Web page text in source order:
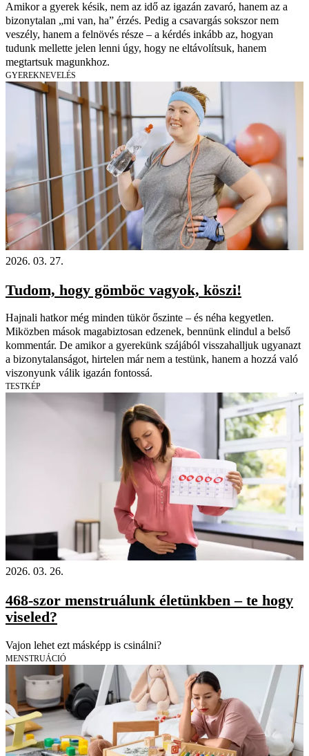
Amikor a gyerek késik, nem az idő az igazán zavaró, hanem az a
bizonytalan „mi van, ha” érzés. Pedig a csavargás sokszor nem
veszély, hanem a felnövés része – a kérdés inkább az, hogyan
tudunk mellette jelen lenni úgy, hogy ne eltávolítsuk, hanem
megtartsuk magunkhoz.
GYEREKNEVELÉS
2026. 03. 27.
Tudom, hogy gömböc vagyok, köszi!
Hajnali hatkor még minden tükör őszinte – és néha kegyetlen.
Miközben mások magabiztosan edzenek, bennünk elindul a belső
kommentár. De amikor a gyerekünk szájából visszahalljuk ugyanazt
a bizonytalanságot, hirtelen már nem a testünk, hanem a hozzá való
viszonyunk válik igazán fontossá.
TESTKÉP
2026. 03. 26.
468-szor menstruálunk életünkben – te hogy
viseled?
Vajon lehet ezt másképp is csinálni?
MENSTRUÁCIÓ